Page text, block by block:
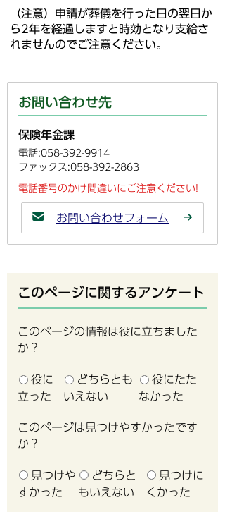
（注意）申請が葬儀を行った日の翌日か
ら2年を経過しますと時効となり支給さ
れませんのでご注意ください。
お問い合わせ先
保険年金課
電話:058-392-9914
ファックス:058-392-2863
電話番号のかけ間違いにご注意ください!
お問い合わせフォーム
このページに関するアンケート
このページの情報は役に立ちました
か？
役に
立った
どちらとも
いえない
役にたた
なかった
このページは見つけやすかったです
か？
見つけや
すかった
どちらと
もいえない
見つけに
くかった